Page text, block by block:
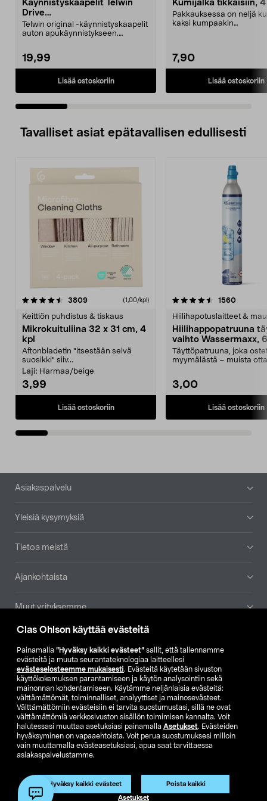
Clas Ohlson käyttää evästeitä
Painamalla ”Hyväksy kaikki evästeet” sallit, että tallennamme
evästeitä ja muuta seurantateknologiaa laitteellesi
evästeselosteemme mukaisesti. Evästeitä käytetään sivuston
käyttökokemuksen parantamiseen ja käytön analysointiin sekä
mainonnan kohdentamiseen. Käytämme neljänlaisia evästeitä:
välttämättömät, toiminnalliset, analyyttiset ja mainosevästeet.
Välttämättömiin evästeisiin ei tarvita suostumustasi, sillä ne ovat
välttämättömiä verkkosivuston sisällön toimimisen kannalta. Voit
halutessasi muuttaa asetuksiasi painamalla Asetukset. Evästeiden
hyväksyminen on vapaaehtoista. Voit perua suostumuksesi milloin
vain muuttamalla evästeasetuksiasi, apua saat tarvittaessa
asiakaspalvelustamme.
Hyväksy kaikki evästeet Poista kaikki
Asetukset
Tuote on poistunut
Tuotenro: 50-2121
Käynnistyskaapelit Telwin
Drive
Mini/9000/13000/1250/150
0/1750, EC5
Telwin original -käynnistyskaapelit
auton apukäynnistykseen.
19,99
Lisää ostoskoriin
Kumijalka tikkaisiin,
Pakkauksessa on neljä
kaksi kumpaakin
7,90
Lisää ostoskoriin
Tavalliset asiat epätavallisen edullisesti
3809arvostelut (1,00/kpl)
Keittiön puhdistus & tiskaus
Mikrokuituliina 32 x 31 cm, 4
kpl
Aftonbladetin "itsestään selvä
suosikki" siiv...
Laji: Harmaa/beige
3,99
Lisää ostoskoriin
4.5viidestä
1560
Hiilihapotuslaitteet &
Hiilihappopatruuna
vaihto Wassermaxx,
Täyttöpatruuna, joka
myymälästä – muista
3,00
Lisää ostoskoriin
4.5viidestä
Alatunniste
Asiakaspalvelu
Yleisiä kysymyksiä
Tietoa meistä
Ajankohtaista
Muut yrityksemme
Etsi myymälä
SE NO FI
FI SV
Näytä hinnat ilman ALV:a